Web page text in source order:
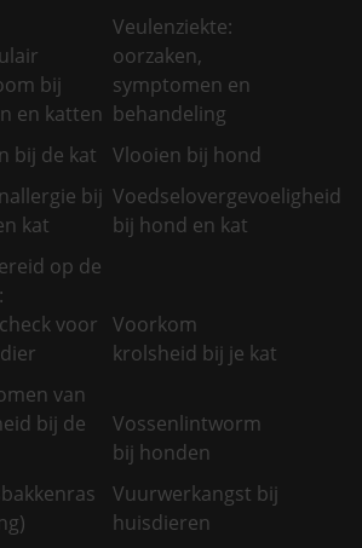
bij
en katten
Veulenziekte:
oorzaken,
symptomen en
behandeling
bij de kat
Vlooien bij hond
bij
kat
Voedselovergevoeligheid
bij hond en kat
op de
voor
Voorkom
krolsheid bij je kat
van
bij de
Vossenlintworm
bij honden
Vuurwerkangst bij
huisdieren